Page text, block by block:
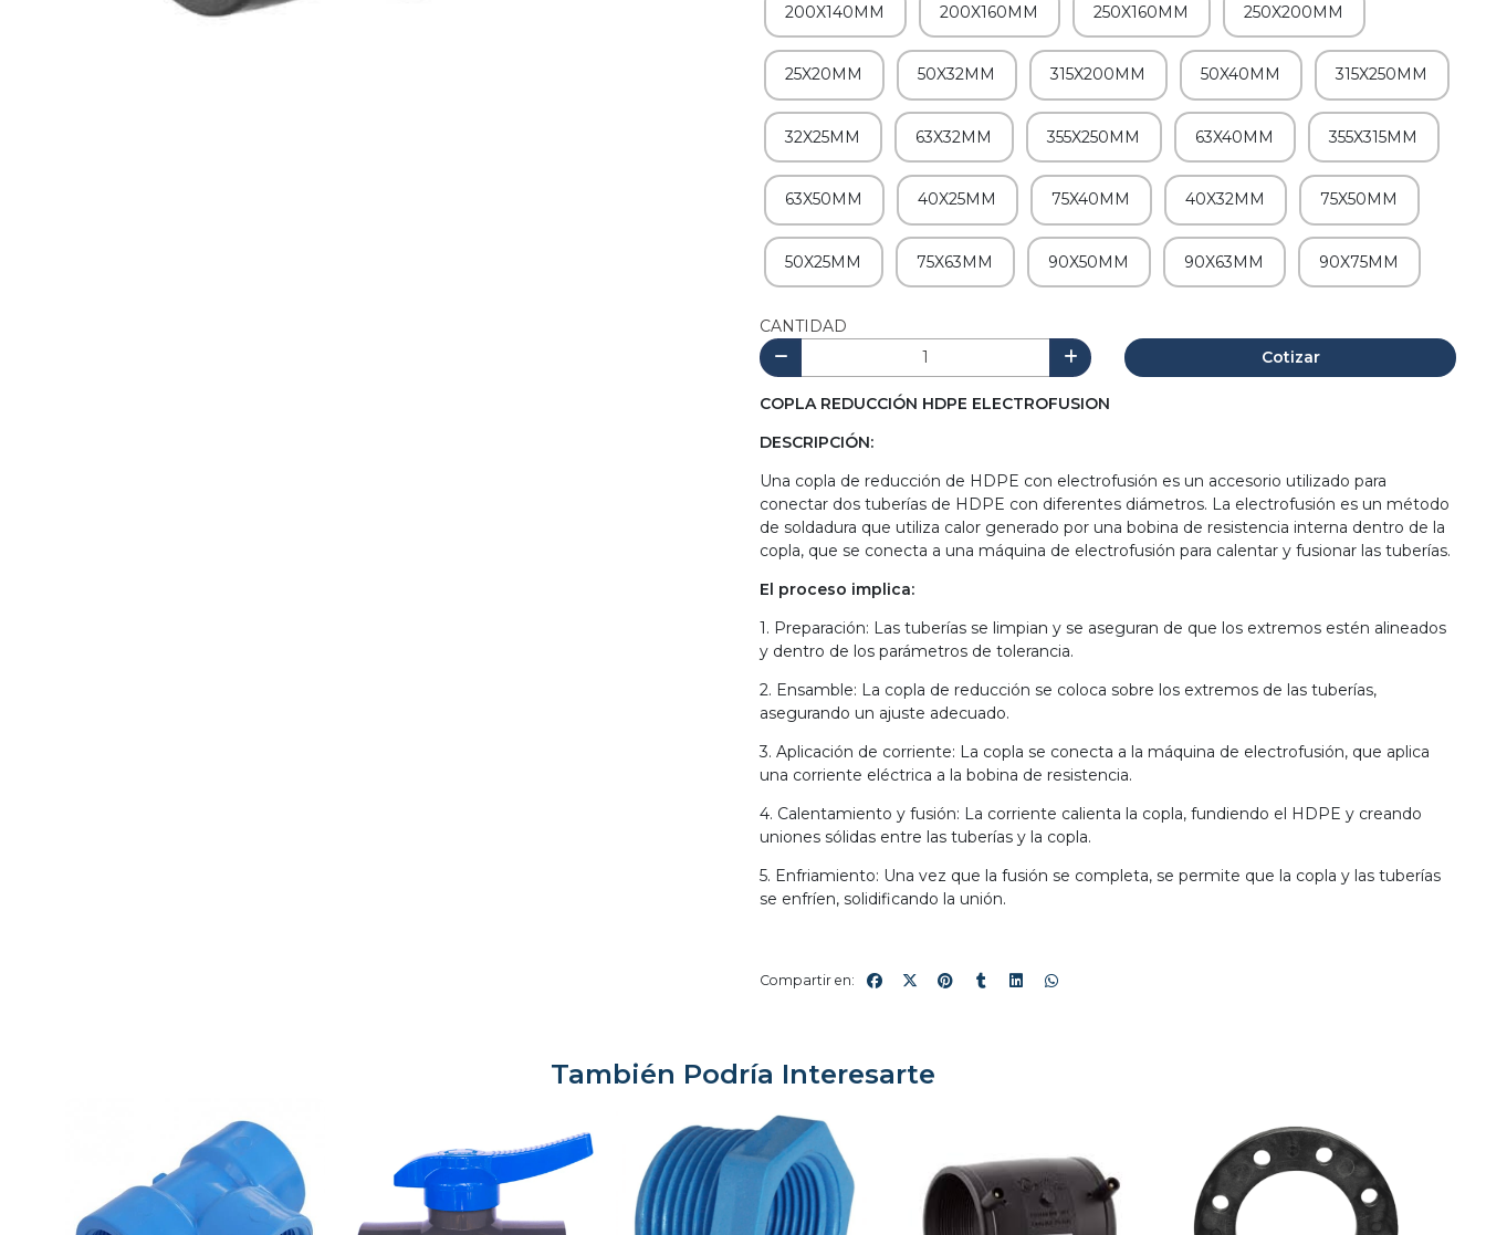
200X140MM 200X160MM 250X160MM 250X200MM
25X20MM 50X32MM 315X200MM 50X40MM 315X250MM
32X25MM 63X32MM 355X250MM 63X40MM 355X315MM
63X50MM 40X25MM 75X40MM 40X32MM 75X50MM
50X25MM 75X63MM 90X50MM 90X63MM 90X75MM
CANTIDAD
Cotizar
COPLA REDUCCIÓN HDPE ELECTROFUSION
DESCRIPCIÓN:
Una copla de reducción de HDPE con electrofusión es un accesorio utilizado para
conectar dos tuberías de HDPE con diferentes diámetros. La electrofusión es un método
de soldadura que utiliza calor generado por una bobina de resistencia interna dentro de la
copla, que se conecta a una máquina de electrofusión para calentar y fusionar las tuberías.
El proceso implica:
1. Preparación: Las tuberías se limpian y se aseguran de que los extremos estén alineados
y dentro de los parámetros de tolerancia.
2. Ensamble: La copla de reducción se coloca sobre los extremos de las tuberías,
asegurando un ajuste adecuado.
3. Aplicación de corriente: La copla se conecta a la máquina de electrofusión, que aplica
una corriente eléctrica a la bobina de resistencia.
4. Calentamiento y fusión: La corriente calienta la copla, fundiendo el HDPE y creando
uniones sólidas entre las tuberías y la copla.
5. Enfriamiento: Una vez que la fusión se completa, se permite que la copla y las tuberías
se enfríen, solidificando la unión.
Compartir en:
También Podría Interesarte